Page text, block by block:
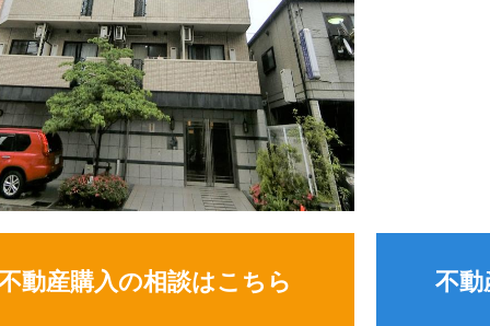
不動
動産購入の相談はこちら